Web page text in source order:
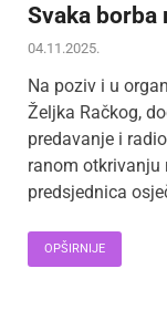
Svaka borba
04.11.2025.
Na poziv i u
Željka Račkog,
predavanje i
ranom otkrivanju
predsjednica
OPŠIRNIJE